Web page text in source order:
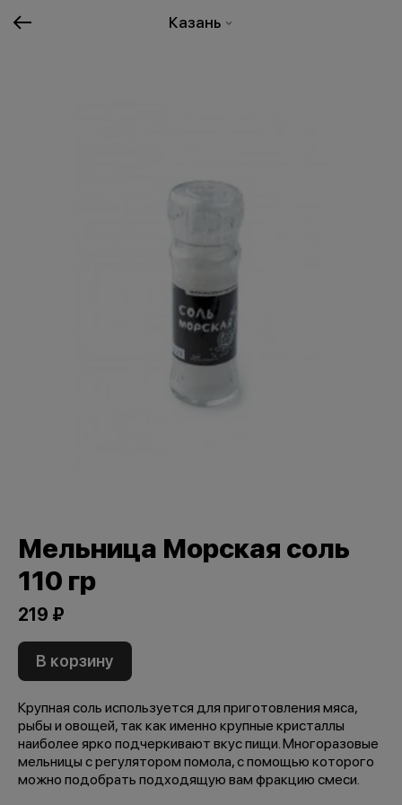
Казань
Мельница Морская соль
110 гр
219 ₽
В корзину
Крупная соль используется для приготовления мяса,
рыбы и овощей, так как именно крупные кристаллы
наиболее ярко подчеркивают вкус пищи. Многоразовые
мельницы с регулятором помола, с помощью которого
можно подобрать подходящую вам фракцию смеси.